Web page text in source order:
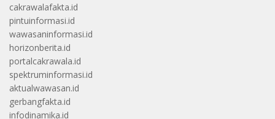
cakrawalafakta.id
pintuinformasi.id
wawasaninformasi.id
horizonberita.id
portalcakrawala.id
spektruminformasi.id
aktualwawasan.id
gerbangfakta.id
infodinamika.id